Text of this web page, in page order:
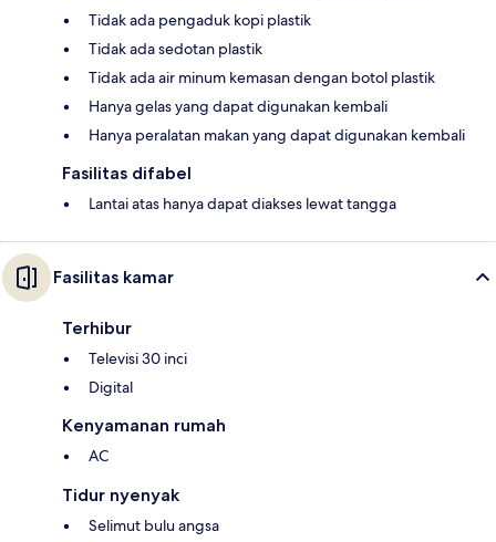
Tidak ada pengaduk kopi plastik
Tidak ada sedotan plastik
Tidak ada air minum kemasan dengan botol plastik
Hanya gelas yang dapat digunakan kembali
Hanya peralatan makan yang dapat digunakan kembali
Fasilitas difabel
Lantai atas hanya dapat diakses lewat tangga
Fasilitas kamar
Terhibur
Televisi 30 inci
Digital
Kenyamanan rumah
AC
Tidur nyenyak
Selimut bulu angsa